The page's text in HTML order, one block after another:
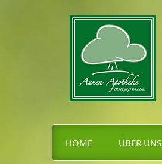
HOME ÜBER UNS